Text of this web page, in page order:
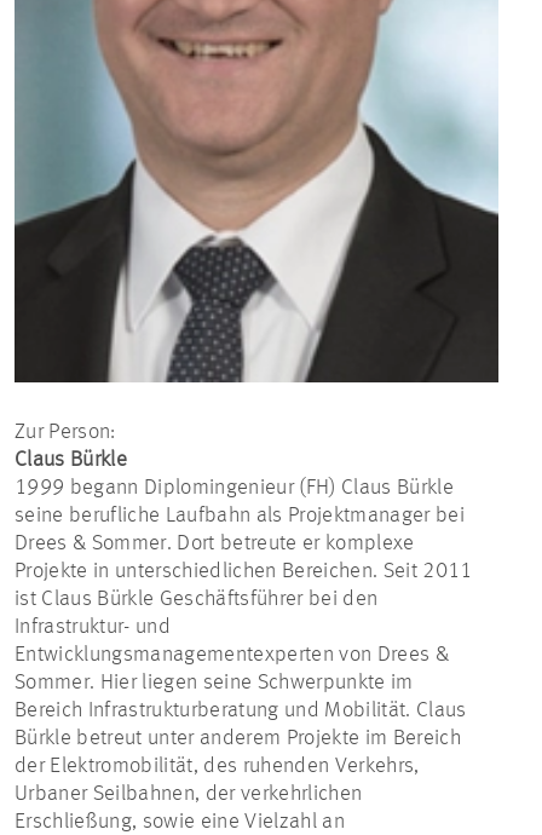
Zur Person:
Claus Bürkle
1999 begann Diplomingenieur (FH) Claus Bürkle
seine berufliche Laufbahn als Projektmanager bei
Drees & Sommer. Dort betreute er komplexe
Projekte in unterschiedlichen Bereichen. Seit 2011
ist Claus Bürkle Geschäftsführer bei den
Infrastruktur- und
Entwicklungsmanagementexperten von Drees &
Sommer. Hier liegen seine Schwerpunkte im
Bereich Infrastrukturberatung und Mobilität. Claus
Bürkle betreut unter anderem Projekte im Bereich
der Elektromobilität, des ruhenden Verkehrs,
Urbaner Seilbahnen, der verkehrlichen
Erschließung, sowie eine Vielzahl an